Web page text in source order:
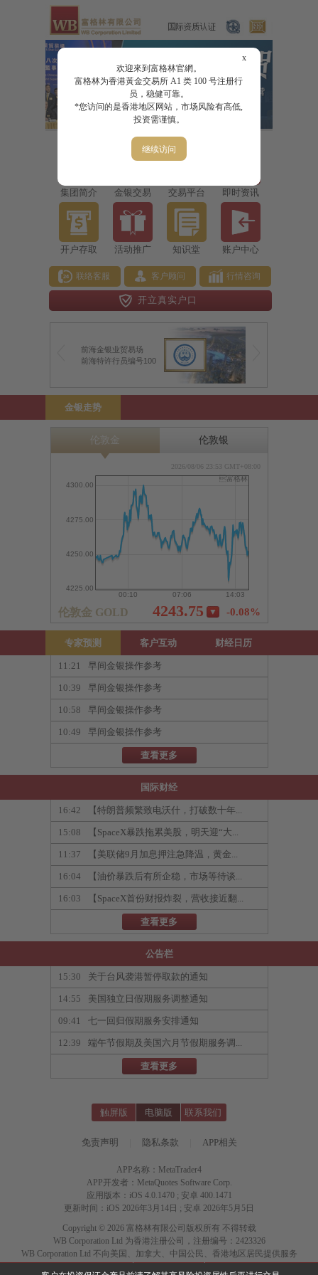
x
欢迎來到富格林官網。
富格林为香港黃金交易所 A1 类 100 号注册行
员，稳健可靠。
*您访问的是香港地区网站，市场风险有高低,
投资需谨慎。
继续访问
集团简介 金银交易 交易平台 即时资讯
开户存取 活动推广 知识堂 账户中心
联络客服 客户顾问 行情咨询
开立真实户口
前海金银业贸易场
前海特许行员编号100
金银走势
专家预测 客户互动 财经日历
11:21 早间金银操作参考
10:39 早间金银操作参考
10:58 早间金银操作参考
10:49 早间金银操作参考
查看更多
国际财经
16:42 【特朗普频繁致电沃什，打破数十年...
15:08 【SpaceX暴跌拖累美股，明天迎“大...
11:37 【美联储9月加息押注急降温，黄金...
16:04 【油价暴跌后有所企稳，市场等待谈...
16:03 【SpaceX首份财报炸裂，营收接近翻...
查看更多
公告栏
15:30 关于台风袭港暂停取款的通知
14:55 美国独立日假期服务调整通知
09:41 七一回归假期服务安排通知
12:39 端午节假期及美国六月节假期服务调...
查看更多
触屏版 电脑版 联系我们
免责声明 隐私条款 APP相关
APP名称：MetaTrader4
APP开发者：MetaQuotes Software Corp.
应用版本：iOS 4.0.1470 ; 安卓 400.1471
更新时间：iOS 2026年3月14日 ; 安卓 2026年5月5日
Copyright © 2026 富格林有限公司版权所有 不得转载
WB Corporation Ltd 为香港注册公司，注册编号：2423326
WB Corporation Ltd 不向美国、加拿大、中国公民、香港地区居民提供服务